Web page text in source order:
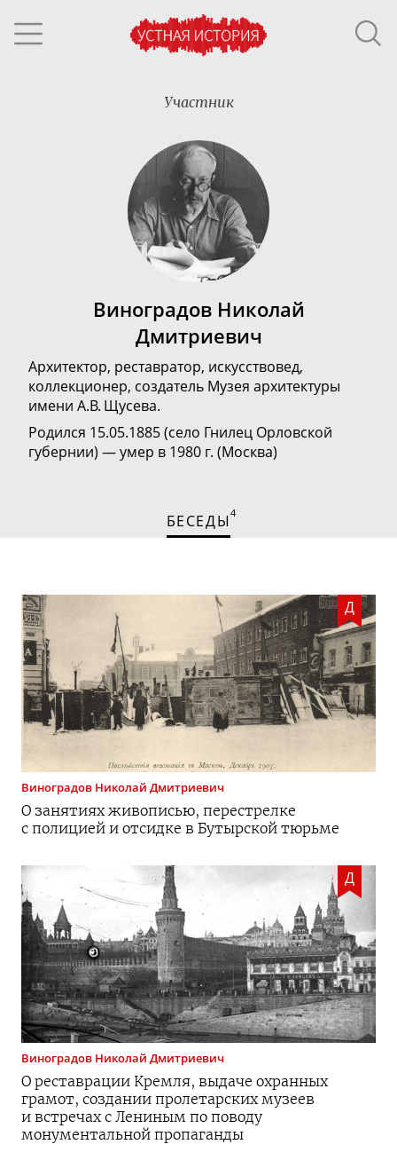
Участник
Виноградов Николай
Дмитриевич
Архитектор, реставратор, искусствовед,
коллекционер, создатель Музея архитектуры
имени А.В. Щусева.
Родился 15.05.1885 (село Гнилец Орловской
губернии) — умер в 1980 г. (Москва)
БЕСЕДЫ4
Д
Виноградов Николай Дмитриевич
О занятиях живописью, перестрелке
с полицией и отсидке в Бутырской тюрьме
Д
Виноградов Николай Дмитриевич
О реставрации Кремля, выдаче охранных
грамот, создании пролетарских музеев
и встречах с Лениным по поводу
монументальной пропаганды